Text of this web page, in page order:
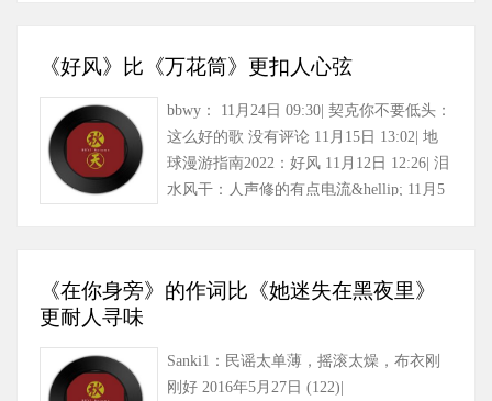
《好风》比《万花筒》更扣人心弦
bbwy： 11月24日 09:30| 契克你不要低头：
这么好的歌 没有评论 11月15日 13:02| 地
球漫游指南2022：好风 11月12日 12:26| 泪
水风干：人声修的有点电流&hellip; 11月5
《在你身旁》的作词比《她迷失在黑夜里》
更耐人寻味
Sanki1：民谣太单薄，摇滚太燥，布衣刚
刚好 2016年5月27日 (122)|